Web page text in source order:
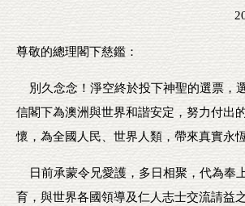
尊敬的總理閣下慈鑑：
別久念念！淨空終於投下神聖的選票，
信閣下為澳洲與世界和諧安定，努力付出
懷，為全國人民、世界人類，帶來真實永
日前承蒙令兄愛護，多日相聚，代為奉
育，與世界各國領導及仁人志士交流請益